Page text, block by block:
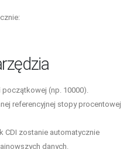
(np. 10000).
referencyjnej stopy procentowej
CDI zostanie automatycznie
danych.